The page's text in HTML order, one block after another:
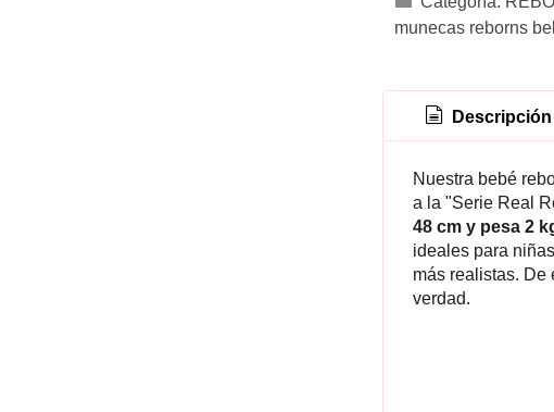
munecas reborns
Descripción
Nuestra bebé
a la "Serie Real
48 cm y pesa 2
ideales para
más realistas. De
verdad.